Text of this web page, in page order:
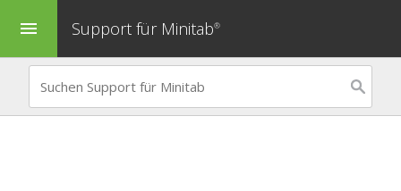
menu Support für Minitab®